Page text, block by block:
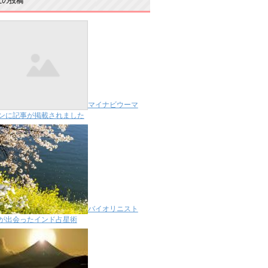
マイナビウーマ
に記事が掲載されました
バイオリニスト
出会ったインド占星術